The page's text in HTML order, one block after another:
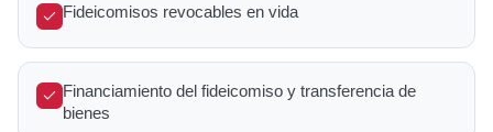
Fideicomisos revocables en vida
Financiamiento del fideicomiso y transferencia de
bienes